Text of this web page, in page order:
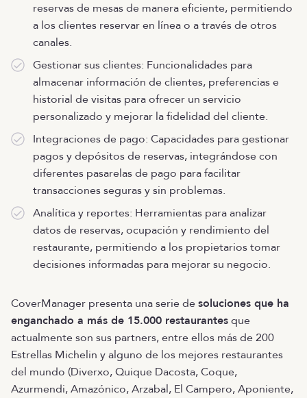
reservas de mesas de manera eficiente, permitiendo
a los clientes reservar en línea o a través de otros
canales.
Gestionar sus clientes: Funcionalidades para
almacenar información de clientes, preferencias e
historial de visitas para ofrecer un servicio
personalizado y mejorar la fidelidad del cliente.
Integraciones de pago: Capacidades para gestionar
pagos y depósitos de reservas, integrándose con
diferentes pasarelas de pago para facilitar
transacciones seguras y sin problemas.
Analítica y reportes: Herramientas para analizar
datos de reservas, ocupación y rendimiento del
restaurante, permitiendo a los propietarios tomar
decisiones informadas para mejorar su negocio.
CoverManager presenta una serie desoluciones que ha
enganchado a más de 15.000 restaurantesque
actualmente son sus partners, entre ellos más de 200
Estrellas Michelin y alguno de los mejores restaurantes
del mundo (Diverxo, Quique Dacosta, Coque,
Azurmendi, Amazónico, Arzabal, El Campero, Aponiente,